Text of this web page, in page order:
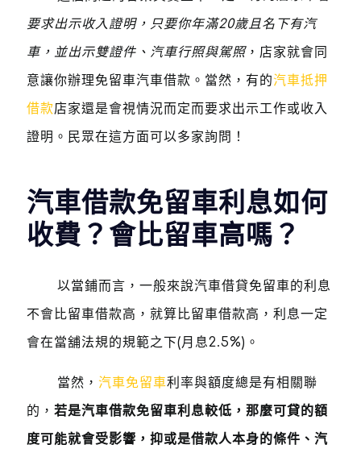
要求出示收入證明，只要你年滿20歲且名下有汽
車，並出示雙證件、汽車行照與駕照，店家就會同
意讓你辦理免留車汽車借款。當然，有的汽車抵押
借款店家還是會視情況而定而要求出示工作或收入
證明。民眾在這方面可以多家詢問！
汽車借款免留車利息如何
收費？會比留車高嗎？
以當鋪而言，一般來說汽車借貸免留車的利息
不會比留車借款高，就算比留車借款高，利息一定
會在當舖法規的規範之下(月息2.5%)。
當然， 汽車免留車利率與額度總是有相關聯
的， 若是汽車借款免留車利息較低，那麼可貸的額
度可能就會受影響，抑或是借款人本身的條件、汽